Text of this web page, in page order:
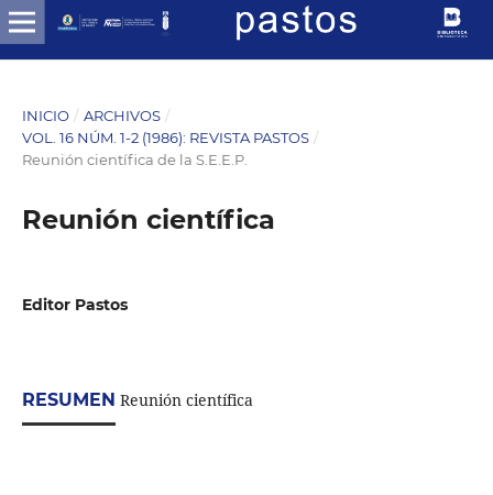
INICIO / ARCHIVOS /
VOL. 16 NÚM. 1-2 (1986): REVISTA PASTOS /
Reunión científica de la S.E.E.P.
Reunión científica
Editor Pastos
RESUMEN Reunión científica